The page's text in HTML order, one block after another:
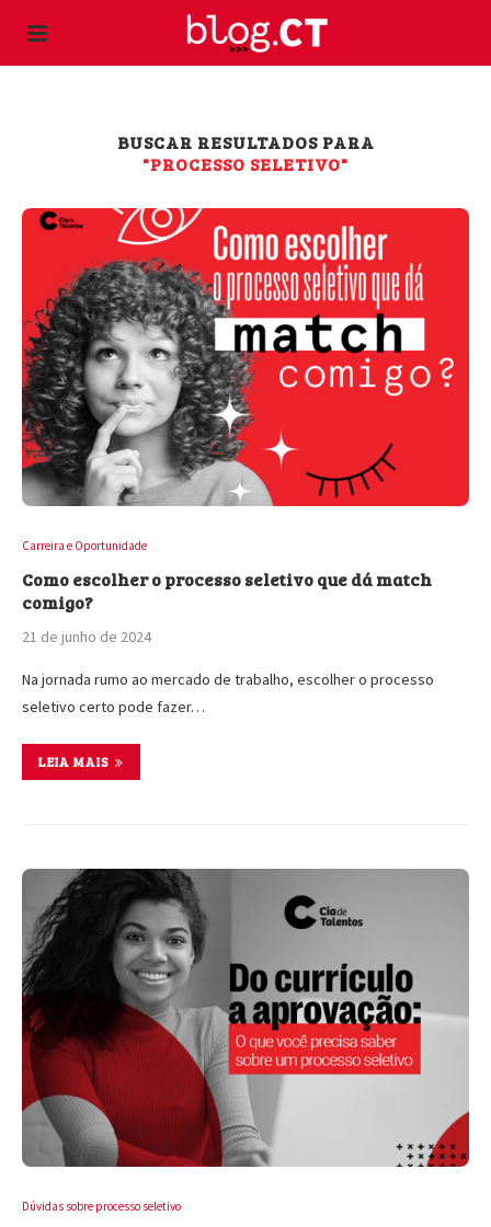
BUSCAR RESULTADOS PARA
"PROCESSO SELETIVO"
Carreira e Oportunidade
Como escolher o processo seletivo que dá match
comigo?
21 de junho de 2024
Na jornada rumo ao mercado de trabalho, escolher o processo
seletivo certo pode fazer…
LEIA MAIS
Dúvidas sobre processo seletivo